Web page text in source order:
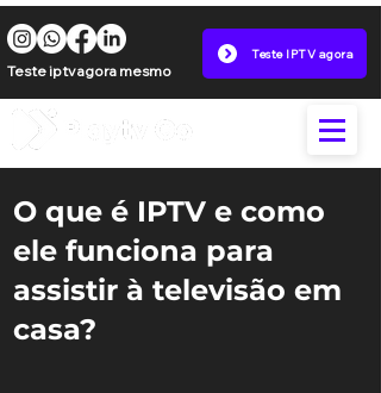
Teste iptv agora mesmo
Teste IPTV agora
O que é IPTV e como
ele funciona para
assistir à televisão em
casa?